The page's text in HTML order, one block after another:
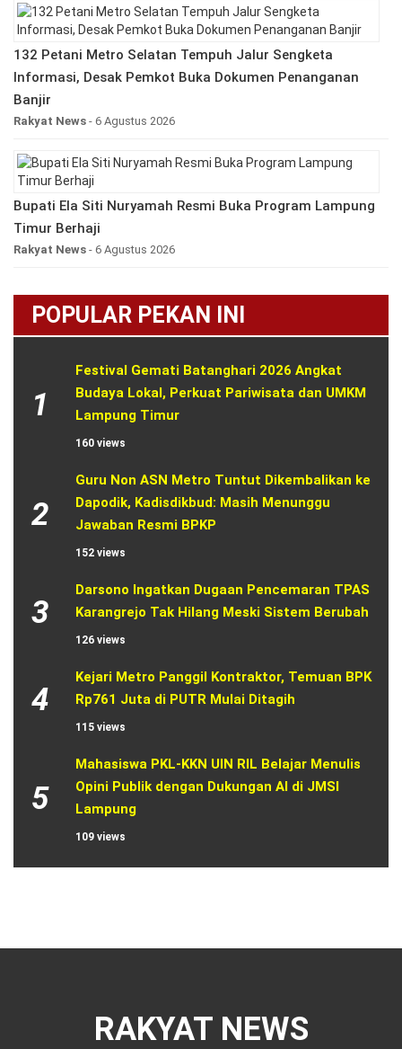
132 Petani Metro Selatan Tempuh Jalur Sengketa
Informasi, Desak Pemkot Buka Dokumen Penanganan
Banjir
Rakyat News - 6 Agustus 2026
Bupati Ela Siti Nuryamah Resmi Buka Program Lampung
Timur Berhaji
Rakyat News - 6 Agustus 2026
POPULAR PEKAN INI
1
Festival Gemati Batanghari 2026 Angkat
Budaya Lokal, Perkuat Pariwisata dan UMKM
Lampung Timur
160 views
2
Guru Non ASN Metro Tuntut Dikembalikan ke
Dapodik, Kadisdikbud: Masih Menunggu
Jawaban Resmi BPKP
152 views
3
Darsono Ingatkan Dugaan Pencemaran TPAS
Karangrejo Tak Hilang Meski Sistem Berubah
126 views
4
Kejari Metro Panggil Kontraktor, Temuan BPK
Rp761 Juta di PUTR Mulai Ditagih
115 views
5
Mahasiswa PKL-KKN UIN RIL Belajar Menulis
Opini Publik dengan Dukungan AI di JMSI
Lampung
109 views
RAKYAT NEWS